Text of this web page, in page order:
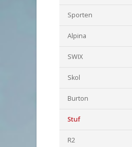
Sporten
Alpina
SWIX
Skol
Burton
Stuf
R2